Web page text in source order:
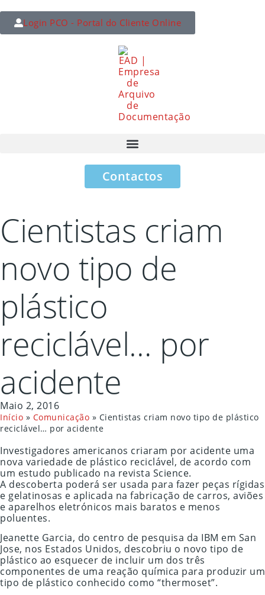
Login PCO - Portal do Cliente Online
Contactos
Cientistas criam
novo tipo de
plástico
reciclável… por
acidente
Maio 2, 2016
Início » Comunicação » Cientistas criam novo tipo de plástico
reciclável… por acidente
Investigadores americanos criaram por acidente uma
nova variedade de plástico reciclável, de acordo com
um estudo publicado na revista Science.
A descoberta poderá ser usada para fazer peças rígidas
e gelatinosas e aplicada na fabricação de carros, aviões
e aparelhos eletrónicos mais baratos e menos
poluentes.
Jeanette Garcia, do centro de pesquisa da IBM em San
Jose, nos Estados Unidos, descobriu o novo tipo de
plástico ao esquecer de incluir um dos três
componentes de uma reação química para produzir um
tipo de plástico conhecido como “thermoset”.